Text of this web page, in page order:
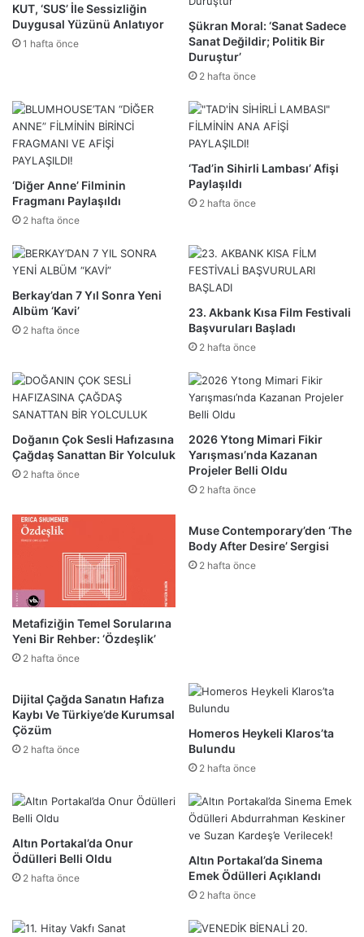
KUT, ‘SUS’ İle Sessizliğin
Duygusal Yüzünü Anlatıyor
1 hafta önce
Şükran Moral: ‘Sanat Sadece
Sanat Değildir; Politik Bir
Duruştur’
2 hafta önce
‘Diğer Anne’ Filminin
Fragmanı Paylaşıldı
2 hafta önce
‘Tad’in Sihirli Lambası’ Afişi
Paylaşıldı
2 hafta önce
Berkay’dan 7 Yıl Sonra Yeni
Albüm ‘Kavi’
2 hafta önce
23. Akbank Kısa Film Festivali
Başvuruları Başladı
2 hafta önce
Doğanın Çok Sesli Hafızasına
Çağdaş Sanattan Bir Yolculuk
2 hafta önce
2026 Ytong Mimari Fikir
Yarışması’nda Kazanan
Projeler Belli Oldu
2 hafta önce
Metafiziğin Temel Sorularına
Yeni Bir Rehber: ‘Özdeşlik’
2 hafta önce
Muse Contemporary’den ‘The
Body After Desire’ Sergisi
2 hafta önce
Dijital Çağda Sanatın Hafıza
Kaybı Ve Türkiye’de Kurumsal
Çözüm
2 hafta önce
Homeros Heykeli Klaros’ta
Bulundu
2 hafta önce
Altın Portakal’da Onur
Ödülleri Belli Oldu
2 hafta önce
Altın Portakal’da Sinema
Emek Ödülleri Açıklandı
2 hafta önce